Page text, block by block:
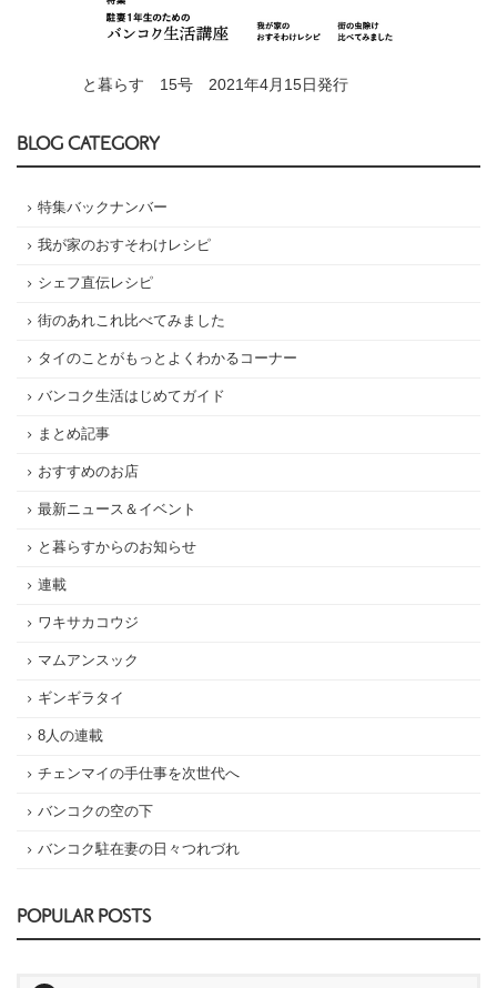
と暮らす 15号 2021年4月15日発行
BLOG CATEGORY
特集バックナンバー
我が家のおすそわけレシピ
シェフ直伝レシピ
街のあれこれ比べてみました
タイのことがもっとよくわかるコーナー
バンコク生活はじめてガイド
まとめ記事
おすすめのお店
最新ニュース＆イベント
と暮らすからのお知らせ
連載
ワキサカコウジ
マムアンスック
ギンギラタイ
8人の連載
チェンマイの手仕事を次世代へ
バンコクの空の下
バンコク駐在妻の日々つれづれ
POPULAR POSTS